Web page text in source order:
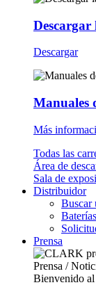
Descargar
Descargar
Manuales
Más
Todas las
Área de
Sala de
Distribuidor
Buscar
Prensa
Prensa /
Bienvenido